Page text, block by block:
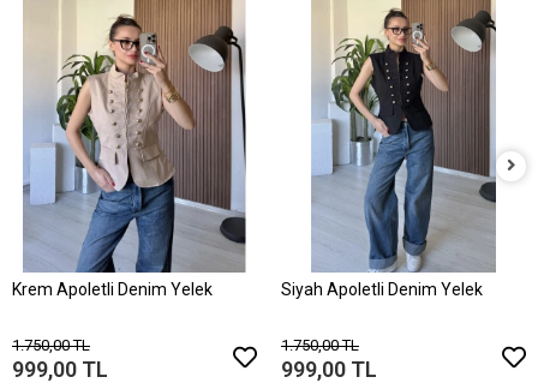
Krem Apoletli Denim Yelek
1.750,00 TL
999,00 TL
Siyah Apoletli Denim Yelek
1.750,00 TL
999,00 TL